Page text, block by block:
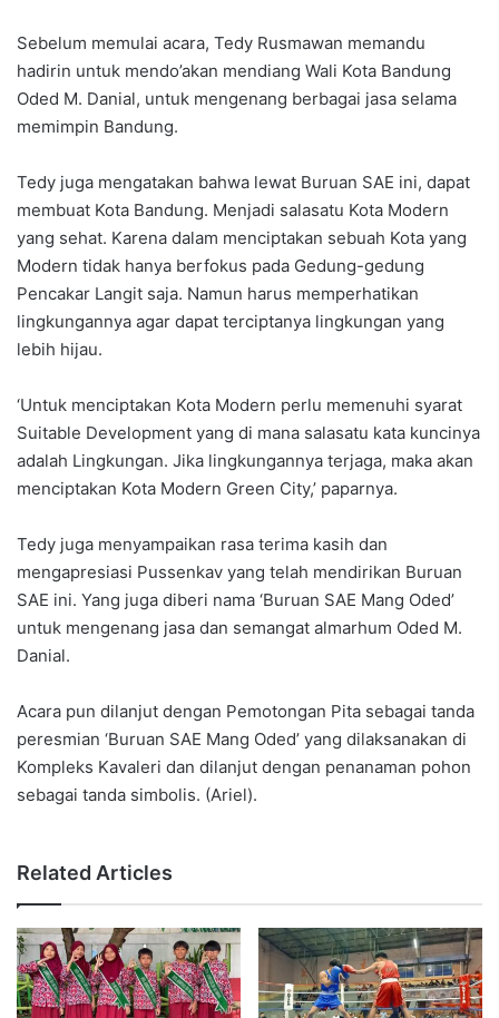
Sebelum memulai acara, Tedy Rusmawan memandu
hadirin untuk mendo’akan mendiang Wali Kota Bandung
Oded M. Danial, untuk mengenang berbagai jasa selama
memimpin Bandung.
Tedy juga mengatakan bahwa lewat Buruan SAE ini, dapat
membuat Kota Bandung. Menjadi salasatu Kota Modern
yang sehat. Karena dalam menciptakan sebuah Kota yang
Modern tidak hanya berfokus pada Gedung-gedung
Pencakar Langit saja. Namun harus memperhatikan
lingkungannya agar dapat terciptanya lingkungan yang
lebih hijau.
‘Untuk menciptakan Kota Modern perlu memenuhi syarat
Suitable Development yang di mana salasatu kata kuncinya
adalah Lingkungan. Jika lingkungannya terjaga, maka akan
menciptakan Kota Modern Green City,’ paparnya.
Tedy juga menyampaikan rasa terima kasih dan
mengapresiasi Pussenkav yang telah mendirikan Buruan
SAE ini. Yang juga diberi nama ‘Buruan SAE Mang Oded’
untuk mengenang jasa dan semangat almarhum Oded M.
Danial.
Acara pun dilanjut dengan Pemotongan Pita sebagai tanda
peresmian ‘Buruan SAE Mang Oded’ yang dilaksanakan di
Kompleks Kavaleri dan dilanjut dengan penanaman pohon
sebagai tanda simbolis. (Ariel).
Related Articles